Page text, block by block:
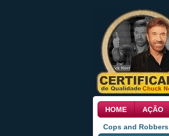
HOME AÇÃO
Cops and Robbers